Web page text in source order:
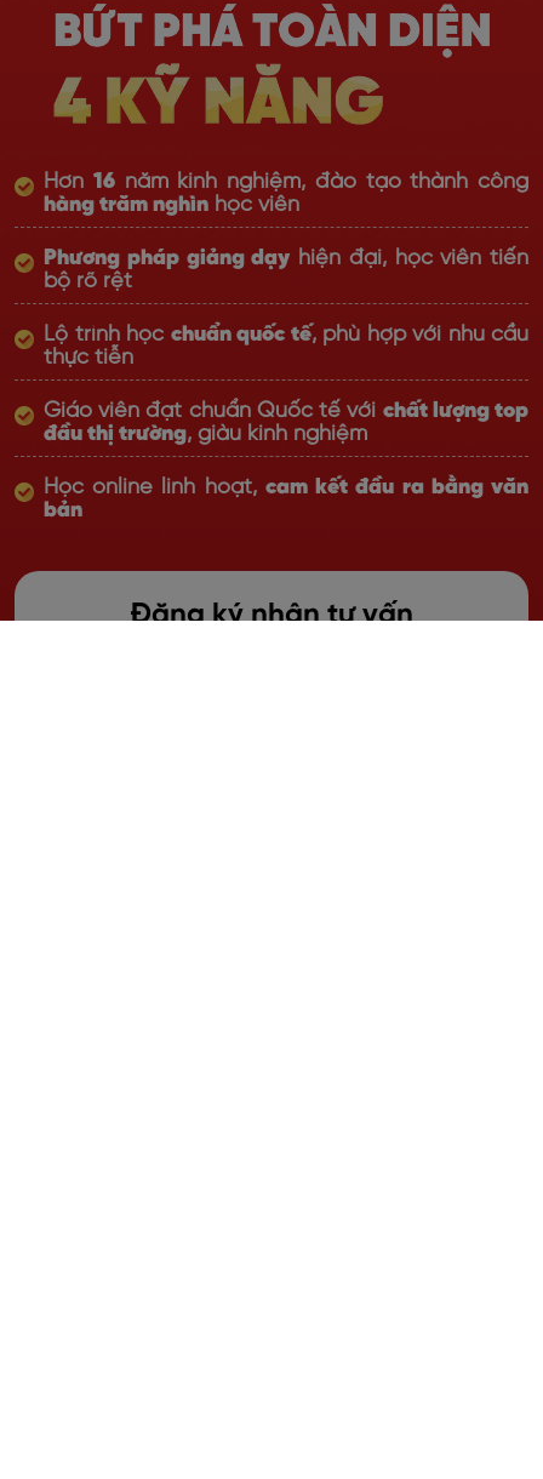
Hơn 16năm kinh nghiệm, đào tạo thành công
hàng trăm nghìn học viên
Phương pháp giảng dạy hiện đại, học viên tiến
bộ rõ rệt
Lộ trình học chuẩn quốc tế, phù hợp với nhu cầu
thực tiễn
Giáo viên đạt chuẩn Quốc tế với chất lượng top
đầu thị trường, giàu kinh nghiệm
Học online linh hoạt, cam kết đầu ra bằng văn
bản
Đăng ký nhận tư vấn